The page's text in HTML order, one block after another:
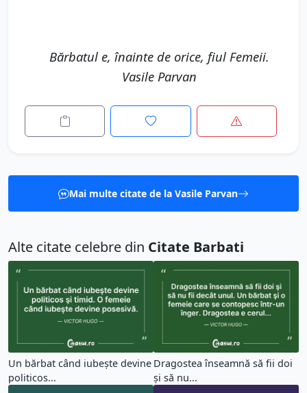
Bărbatul e, înainte de orice, fiul Femeii.
Vasile Parvan
Mai multe citate de la Vasile Parvan
Alte citate celebre din Citate Barbati
Un bărbat când iubeşte devine
politicos...
Dragostea înseamnă să fii doi
şi să nu...